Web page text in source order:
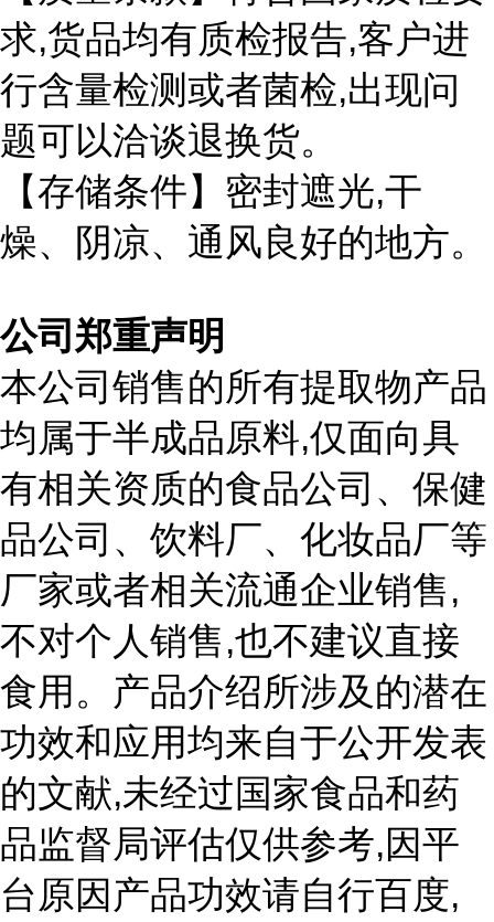
求,货品均有质检报告,客户进
行含量检测或者菌检,出现问
题可以洽谈退换货。
【存储条件】密封遮光,干
燥、阴凉、通风良好的地方。
公司郑重声明
本公司销售的所有提取物产品
均属于半成品原料,仅面向具
有相关资质的食品公司、保健
品公司、饮料厂、化妆品厂等
厂家或者相关流通企业销售,
不对个人销售,也不建议直接
食用。产品介绍所涉及的潜在
功效和应用均来自于公开发表
的文献,未经过国家食品和药
品监督局评估仅供参考,因平
台原因产品功效请自行百度,